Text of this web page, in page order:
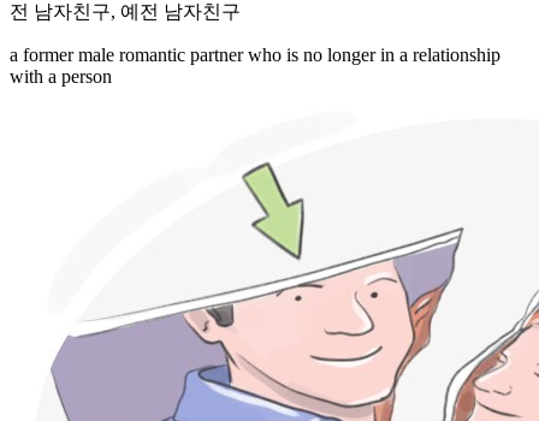
전 남자친구, 예전 남자친구
a former male romantic partner who is no longer in a relationship
with a person